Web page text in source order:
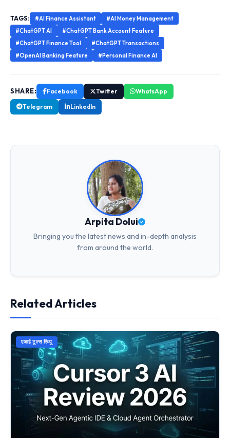
TAGS: #AI Finance Assistant
#AI Money Management
#ChatGPT AI
#ChatGPT Bank Account Feature
#ChatGPT Finance Tool
#ChatGPT Transactions
#OpenAI Banking Feature
#Personal Finance AI
SHARE: Facebook Twitter
WhatsApp
Telegram
LinkedIn
Arpita Dolui
Bringing you the latest news and in-depth analysis
from around the world.
Related Articles
एआई टूल्स रिव्यू